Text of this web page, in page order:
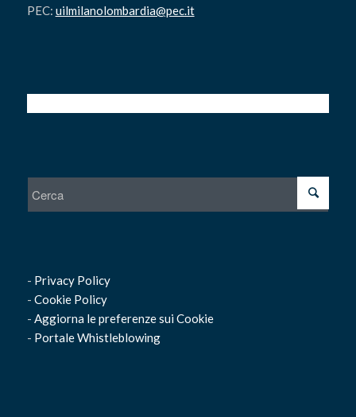
PEC: uilmilanolombardia@pec.it
- Privacy Policy
- Cookie Policy
- Aggiorna le preferenze sui Cookie
- Portale Whistleblowing